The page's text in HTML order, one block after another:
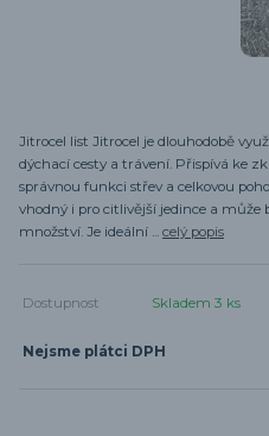
Jitrocel list Jitrocel je dlouhodobě
dýchací cesty a trávení. Přispívá ke
správnou funkci střev a celkovou
vhodný i pro citlivější jedince a
množství. Je ideální ... celý popis
Dostupnost Skladem 3 ks
Nejsme plátci DPH